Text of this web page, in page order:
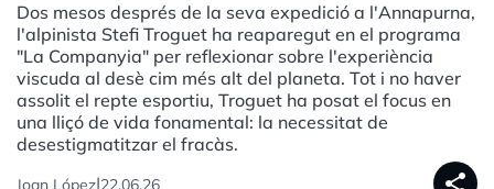
Dos mesos després de la seva expedició a l'Annapurna,
l'alpinista Stefi Troguet ha reaparegut en el programa
"La Companyia" per reflexionar sobre l'experiència
viscuda al desè cim més alt del planeta. Tot i no haver
assolit el repte esportiu, Troguet ha posat el focus en
una lliçó de vida fonamental: la necessitat de
desestigmatitzar el fracàs.
Joan López|22.06.26 share